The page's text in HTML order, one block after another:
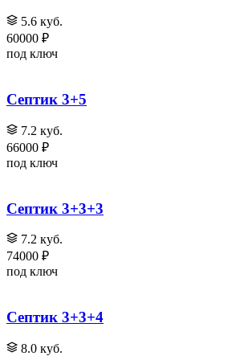
5.6 куб.
60000 ₽
под ключ
Септик 3+5
7.2 куб.
66000 ₽
под ключ
Септик 3+3+3
7.2 куб.
74000 ₽
под ключ
Септик 3+3+4
8.0 куб.